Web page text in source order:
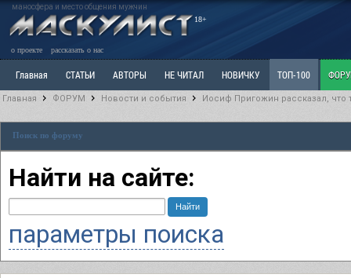
маносфера и место общения мужчин
18+
о проекте рассказать о нас
Главная СТАТЬИ АВТОРЫ НЕ ЧИТАЛ НОВИЧКУ ТОП-100
Ветка: Наболевшее. Выскажись!
РАЗДЕЛ: Разное
Главная ФОРУМ Новости и события Иосиф Пригожин рассказал, что
Поиск по форуму
Найти на сайте:
параметры поиска